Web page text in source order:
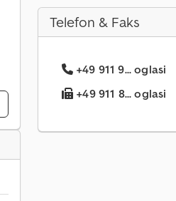
Telefon & Faks
+49 911 9... oglasi
+49 911 8... oglasi